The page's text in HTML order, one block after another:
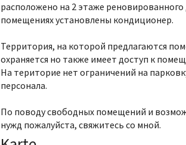
расположено на 2 этаже
помещениях установлены кондиционер.
Территория, на которой предлагаются
охраняется но также имеет доступ к
На територие нет ограничений на
персонала.
По поводу свободных помещений и
нужд пожалуйста, свяжитесь со мной.